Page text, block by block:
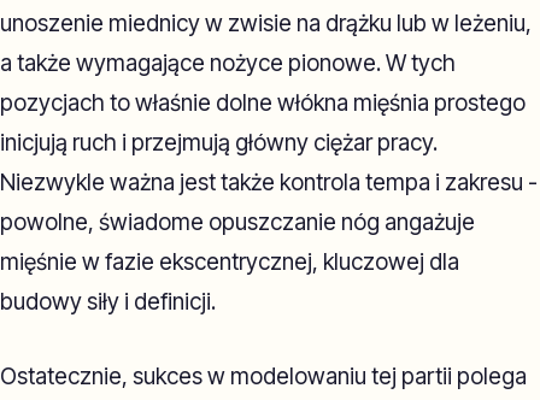
unoszenie miednicy w zwisie na drążku lub w leżeniu,
a także wymagające nożyce pionowe. W tych
pozycjach to właśnie dolne włókna mięśnia prostego
inicjują ruch i przejmują główny ciężar pracy.
Niezwykle ważna jest także kontrola tempa i zakresu -
powolne, świadome opuszczanie nóg angażuje
mięśnie w fazie ekscentrycznej, kluczowej dla
budowy siły i definicji.
Ostatecznie, sukces w modelowaniu tej partii polega